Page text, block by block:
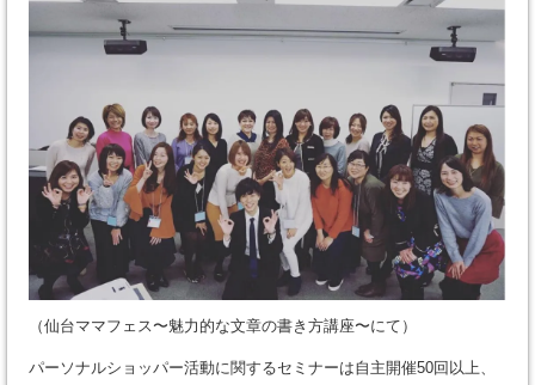
（仙台ママフェス〜魅力的な文章の書き方講座〜にて）
パーソナルショッパー活動に関するセミナーは自主開催50回以上、